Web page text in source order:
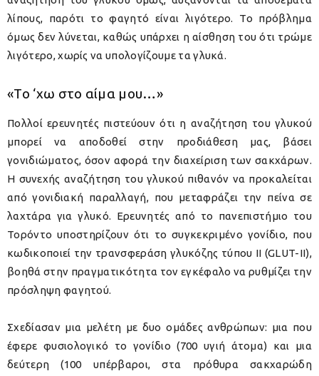
λίπους, παρότι το φαγητό είναι λιγότερο. Το πρόβλημα
όμως δεν λύνεται, καθώς υπάρχει η αίσθηση του ότι τρώμε
λιγότερο, χωρίς να υπολογίζουμε τα γλυκά.
«Το ‘χω στο αίμα μου…»
Πολλοί ερευνητές πιστεύουν ότι η αναζήτηση του γλυκού
μπορεί να αποδοθεί στην προδιάθεση μας, βάσει
γονιδιώματος, όσον αφορά την διαχείριση των σακχάρων.
Η συνεχής αναζήτηση του γλυκού πιθανόν να προκαλείται
από γονιδιακή παραλλαγή, που μεταφράζει την πείνα σε
λαχτάρα για γλυκό. Ερευνητές από το πανεπιστήμιο του
Τορόντο υποστηρίζουν ότι το συγκεκριμένο γονίδιο, που
κωδικοποιεί την τρανσφεράση γλυκόζης τύπου II (GLUT-II),
βοηθά στην πραγματικότητα τον εγκέφαλο να ρυθμίζει την
πρόσληψη φαγητού.
Σχεδίασαν μια μελέτη με δυο ομάδες ανθρώπων: μια που
έφερε φυσιολογικό το γονίδιο (700 υγιή άτομα) και μια
δεύτερη (100 υπέρβαροι, στα πρόθυρα σακχαρώδη